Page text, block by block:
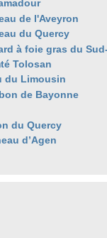
de l'Aveyron
du Quercy
à foie gras du
Tolosan
du Limousin
de Bayonne
du Quercy
d’Agen